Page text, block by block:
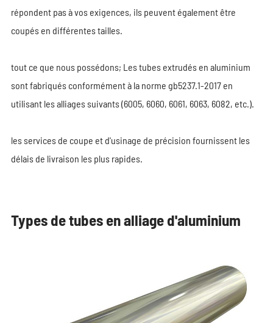
répondent pas à vos exigences, ils peuvent également être
coupés en différentes tailles.
tout ce que nous possédons; Les tubes extrudés en aluminium
sont fabriqués conformément à la norme gb5237.1-2017 en
utilisant les alliages suivants (6005, 6060, 6061, 6063, 6082, etc.).
les services de coupe et d'usinage de précision fournissent les
délais de livraison les plus rapides.
Types de tubes en alliage d'aluminium